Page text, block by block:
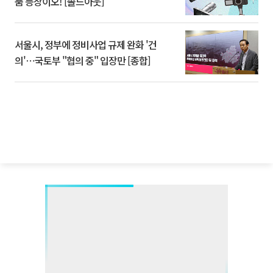
서울시, 정부에 정비사업 규제 완화 '건
의'⋯국토부 "협의 중" 입장만 [종합]